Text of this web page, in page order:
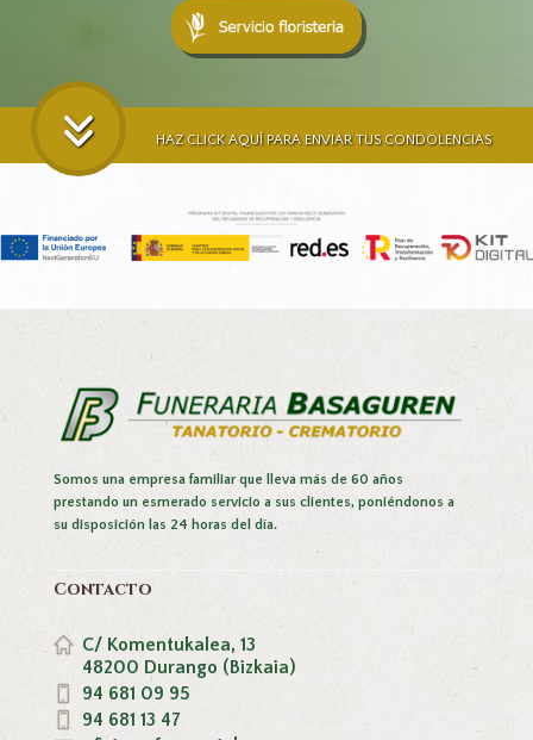
HAZ CLICK AQUÍ PARA ENVIAR TUS CONDOLENCIAS
Somos una empresa familiar que lleva más de 60 años
prestando un esmerado servicio a sus clientes, poniéndonos a
su disposición las 24 horas del día.
Contacto
C/ Komentukalea, 13
48200 Durango (Bizkaia)
94 681 09 95
94 681 13 47